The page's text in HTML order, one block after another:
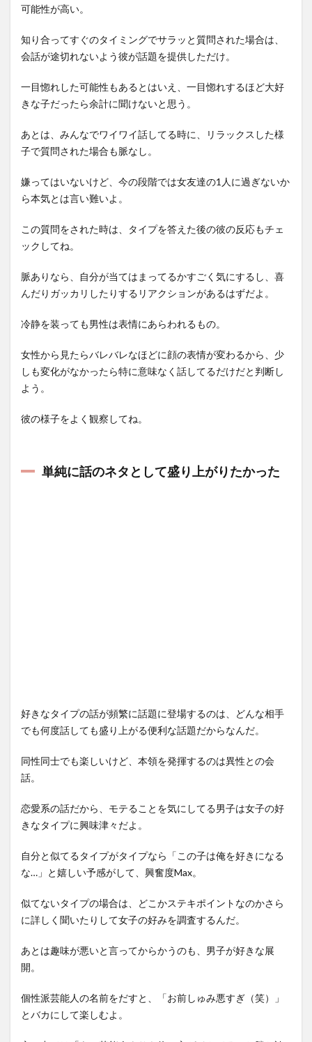
可能性が高い。
知り合ってすぐのタイミングでサラッと質問された場合は、
会話が途切れないよう彼が話題を提供しただけ。
一目惚れした可能性もあるとはいえ、一目惚れするほど大好
きな子だったら余計に聞けないと思う。
あとは、みんなでワイワイ話してる時に、リラックスした様
子で質問された場合も脈なし。
嫌ってはいないけど、今の段階では女友達の1人に過ぎないか
ら本気とは言い難いよ。
この質問をされた時は、タイプを答えた後の彼の反応もチェ
ックしてね。
脈ありなら、自分が当てはまってるかすごく気にするし、喜
んだりガッカリしたりするリアクションがあるはずだよ。
冷静を装っても男性は表情にあらわれるもの。
女性から見たらバレバレなほどに顔の表情が変わるから、少
しも変化がなかったら特に意味なく話してるだけだと判断し
よう。
彼の様子をよく観察してね。
単純に話のネタとして盛り上がりたかった
好きなタイプの話が頻繁に話題に登場するのは、どんな相手
でも何度話しても盛り上がる便利な話題だからなんだ。
同性同士でも楽しいけど、本領を発揮するのは異性との会
話。
恋愛系の話だから、モテることを気にしてる男子は女子の好
きなタイプに興味津々だよ。
自分と似てるタイプがタイプなら「この子は俺を好きになる
な…」と嬉しい予感がして、興奮度Max。
似てないタイプの場合は、どこかステキポイントなのかさら
に詳しく聞いたりして女子の好みを調査するんだ。
あとは趣味が悪いと言ってからかうのも、男子が好きな展
開。
個性派芸能人の名前をだすと、「お前しゅみ悪すぎ（笑）」
とバカにして楽しむよ。